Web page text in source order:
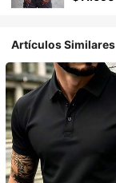
Artículos Similares